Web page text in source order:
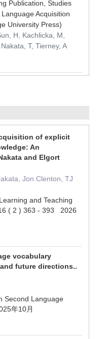
Publication, Studies
Acquisition
University Press)
H, Kachlicka, M,
T, Tierney, A
of explicit
An
and Elgort
Jon Clenton, TJ
and Teaching
( 2 ) 363 - 393 2026
vocabulary
future directions..
Second Language
年10月